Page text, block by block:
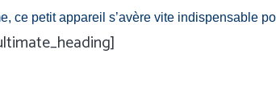
ce petit appareil s’avère vite indispensable